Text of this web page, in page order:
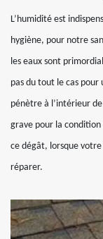
L’humidité est
hygiène, pour notre
les eaux sont
pas du tout le cas
pénètre à l’intérieur
grave pour la
ce dégât, lorsque
réparer.